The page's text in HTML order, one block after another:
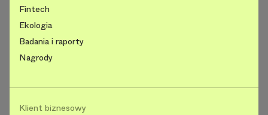
Fintech
Ekologia
Badania i raporty
Nagrody
Klient biznesowy